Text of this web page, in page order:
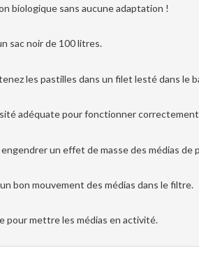
biologique sans aucune adaptation !
sac noir de 100 litres.
les pastilles dans un filet lesté dans le
adéquate pour fonctionner
un effet de masse des médias de
bon mouvement des médias dans le filtre.
pour mettre les médias en activité.